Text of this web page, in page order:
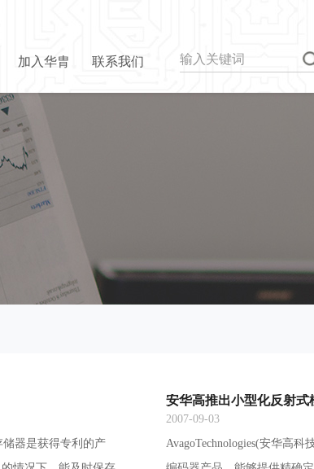
加入华胄 联系我们
储器是获得专利的产
安华高推出小型化反射
2007-09-03
AvagoTechnologies(安华高